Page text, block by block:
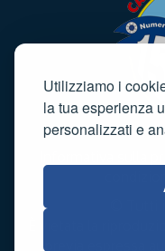
Utilizziamo i
la tua esperienza
personalizzati e
È vietata la